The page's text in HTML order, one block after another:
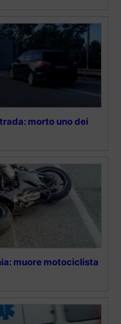
morto uno dei
muore motociclista